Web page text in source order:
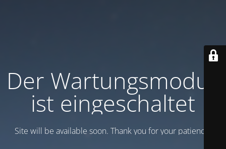
Der Wartungsmodus
ist eingeschaltet
Site will be available soon. Thank you for your patience!